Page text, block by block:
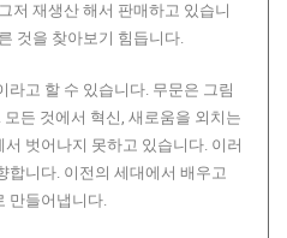
저 재생산 해서 판매하고 있습니
것을 찾아보기 힘듭니다.
고 할 수 있습니다. 무문은 그림
든 것에서 혁신, 새로움을 외치는
벗어나지 못하고 있습니다. 이러
합니다. 이전의 세대에서 배우고
만들어냅니다.